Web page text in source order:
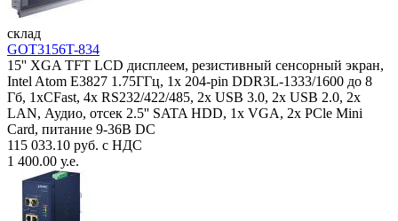
склад
GOT3156T-834
15'' XGA TFT LCD дисплеем, резистивный сенсорный экран,
Intel Atom E3827 1.75ГГц, 1x 204-pin DDR3L-1333/1600 до 8
Гб, 1xCFast, 4x RS232/422/485, 2x USB 3.0, 2x USB 2.0, 2x
LAN, Аудио, отсек 2.5'' SATA HDD, 1x VGA, 2x PCle Mini
Card, питание 9-36В DC
115 033.10 руб. с НДС
1 400.00 у.е.